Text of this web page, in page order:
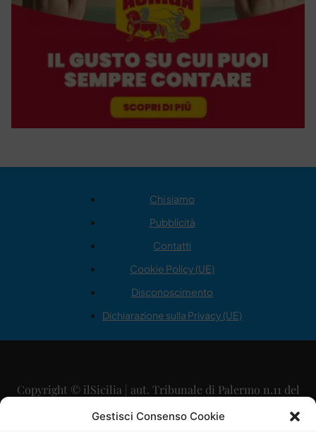
Gestisci Consenso Cookie
Chi siamo
Pubblicità
Contatti
Cookie Policy (UE)
Disconoscimento
Dichiarazione sulla Privacy (UE)
Copyright © ilSicilia | aut. Tribunale di Palermo n.11 del
29/09/2015